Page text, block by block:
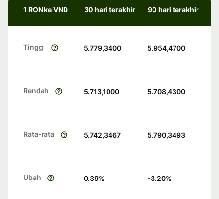
1 RON ke VND 30 hari terakhir 90 hari terakhir
Tinggi 5.779,3400 5.954,4700
Rendah 5.713,1000 5.708,4300
Rata-rata 5.742,3467 5.790,3493
Ubah 0.39% -3.20%